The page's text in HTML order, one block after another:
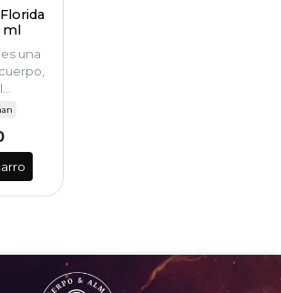
ml
una